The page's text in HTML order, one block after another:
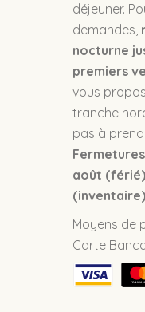
déjeuner.
demandes,
nocturne
premiers
vous
tranche
pas à
août
Moyens de
Carte